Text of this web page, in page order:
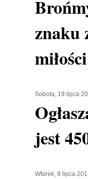
znaku
Sobota, 19 lipca
jest
Wtorek, 8 lipca